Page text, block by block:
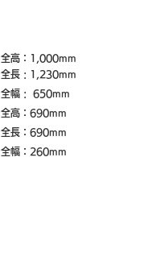
全高：1,000mm
全長 : 1,230mm
全幅 : 650mm​​
全高：690mm
全長：690mm
全幅：260mm